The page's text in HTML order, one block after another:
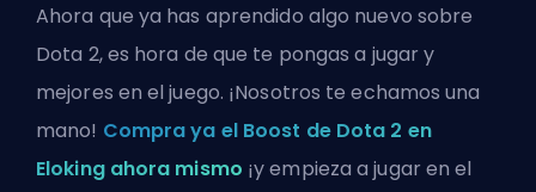
Ahora que ya has aprendido algo nuevo sobre
Dota 2, es hora de que te pongas a jugar y
mejores en el juego. ¡Nosotros te echamos una
mano! Compra ya el Boost de Dota 2 en
Eloking ahora mismo ¡y empieza a jugar en el